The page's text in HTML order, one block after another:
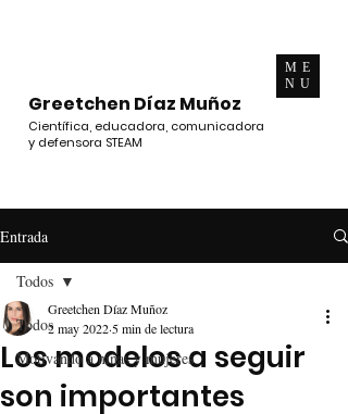
Greetchen Díaz Muñoz
Científica, educadora, comunicadora
y defensora STEAM
ME
NU
Entrada
Todos
Motivando a niñas y mujeres
Todos
Los modelos a seguir
son importantes
Greetchen Díaz Muñoz
2 may 2022 5 min de lectura